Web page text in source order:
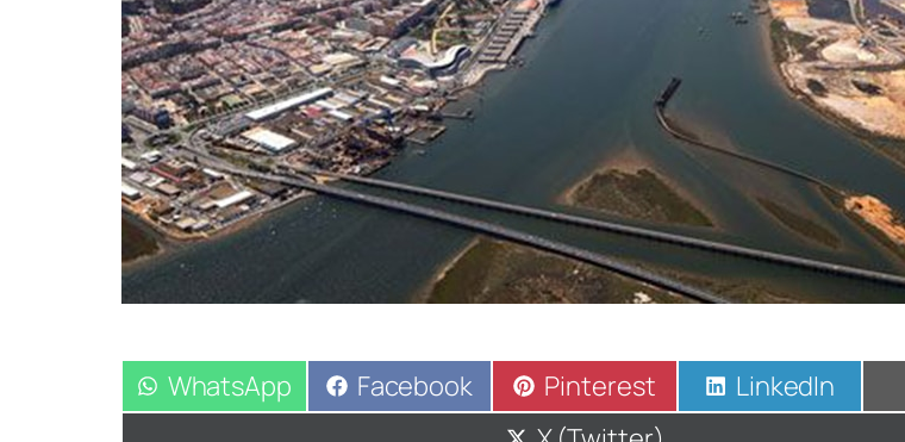
Compartir
en
WhatsApp Compartir
en
Facebook Compartir
en
Pinterest Compartir
en
LinkedIn